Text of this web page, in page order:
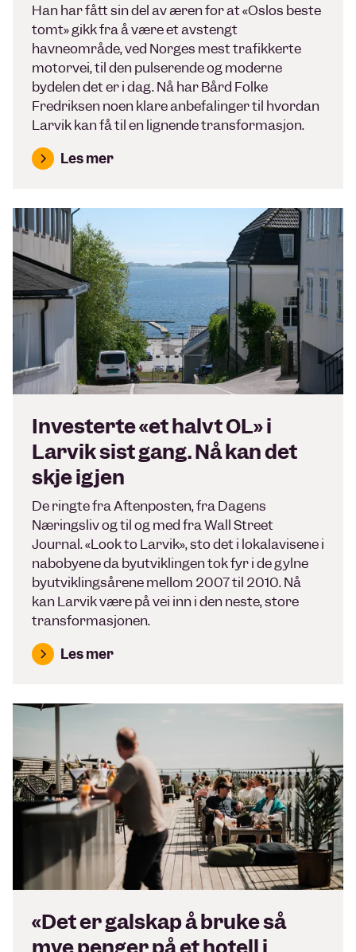
Han har fått sin del av æren for at «Oslos beste
tomt» gikk fra å være et avstengt
havneområde, ved Norges mest trafikkerte
motorvei, til den pulserende og moderne
bydelen det er i dag. Nå har Bård Folke
Fredriksen noen klare anbefalinger til hvordan
Larvik kan få til en lignende transformasjon.
Les mer
Investerte «et halvt OL» i
Larvik sist gang. Nå kan det
skje igjen
De ringte fra Aftenposten, fra Dagens
Næringsliv og til og med fra Wall Street
Journal. «Look to Larvik», sto det i lokalavisene i
nabobyene da byutviklingen tok fyr i de gylne
byutviklingsårene mellom 2007 til 2010. Nå
kan Larvik være på vei inn i den neste, store
transformasjonen.
Les mer
«Det er galskap å bruke så